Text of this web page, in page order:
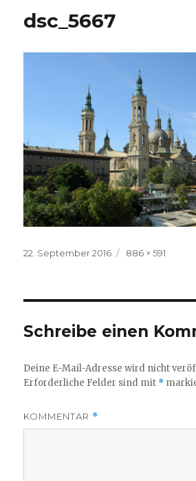
dsc_5667
Veröffentlicht
22. September 2016
Volle
886 × 591
Schreibe einen
Deine E-Mail-Adresse wird nicht
Erforderliche Felder sind mit *
KOMMENTAR *